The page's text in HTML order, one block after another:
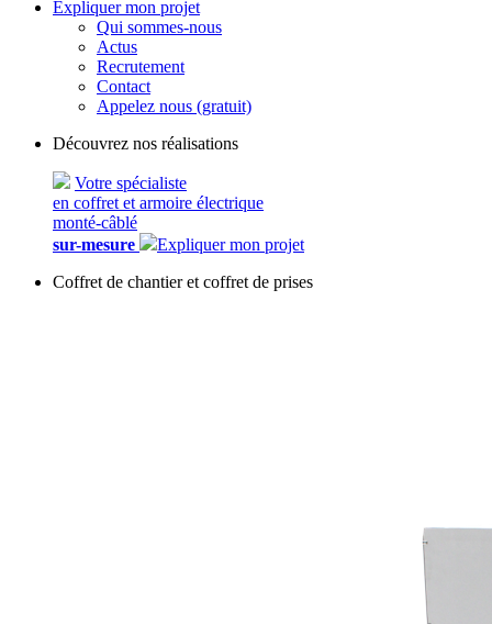
Expliquer mon projet
Qui sommes-nous
Actus
Recrutement
Contact
Appelez nous (gratuit)
Découvrez nos réalisations
Votre spécialiste
en coffret et armoire électrique
monté-câblé
sur-mesure
Expliquer mon projet
Coffret de chantier et coffret de prises